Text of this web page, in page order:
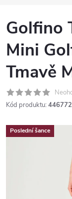
Golfino
Mini
Tmavě
Kód produktu:
Poslední šance